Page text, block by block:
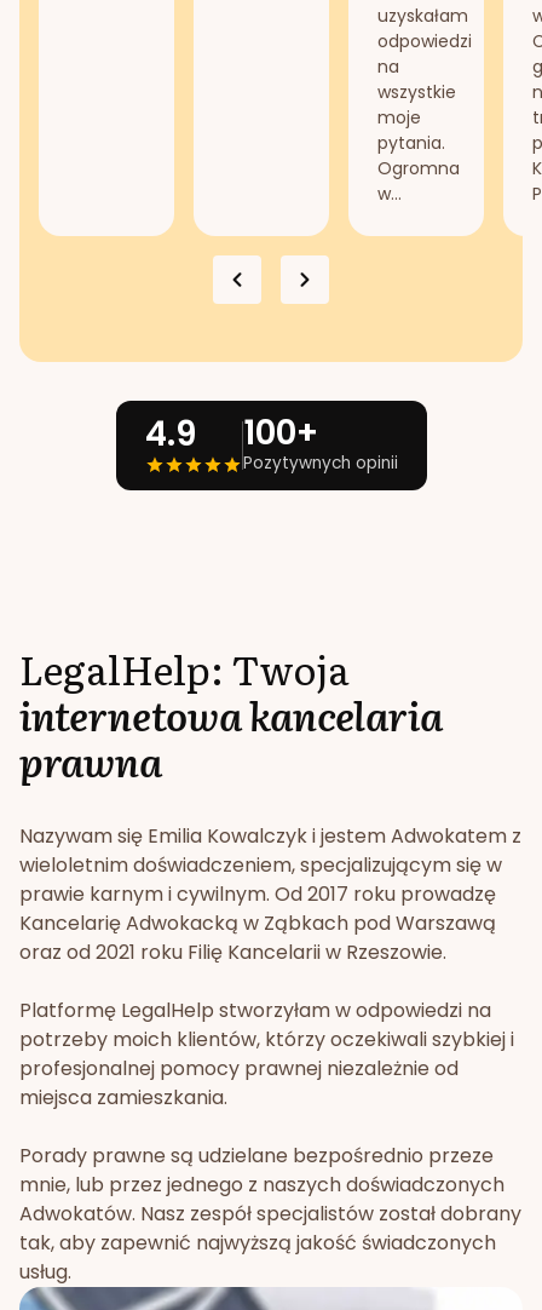
uzyskałam
odpowiedzi
na
wszystkie
moje
pytania.
Ogromna
w...
4.9 100+
Pozytywnych opinii
LegalHelp: Twoja
internetowa kancelaria
prawna
Nazywam się Emilia Kowalczyk i jestem Adwokatem z
wieloletnim doświadczeniem, specjalizującym się w
prawie karnym i cywilnym. Od 2017 roku prowadzę
Kancelarię Adwokacką w Ząbkach pod Warszawą
oraz od 2021 roku Filię Kancelarii w Rzeszowie.
Platformę LegalHelp stworzyłam w odpowiedzi na
potrzeby moich klientów, którzy oczekiwali szybkiej i
profesjonalnej pomocy prawnej niezależnie od
miejsca zamieszkania.
Porady prawne są udzielane bezpośrednio przeze
mnie, lub przez jednego z naszych doświadczonych
Adwokatów. Nasz zespół specjalistów został dobrany
tak, aby zapewnić najwyższą jakość świadczonych
usług.